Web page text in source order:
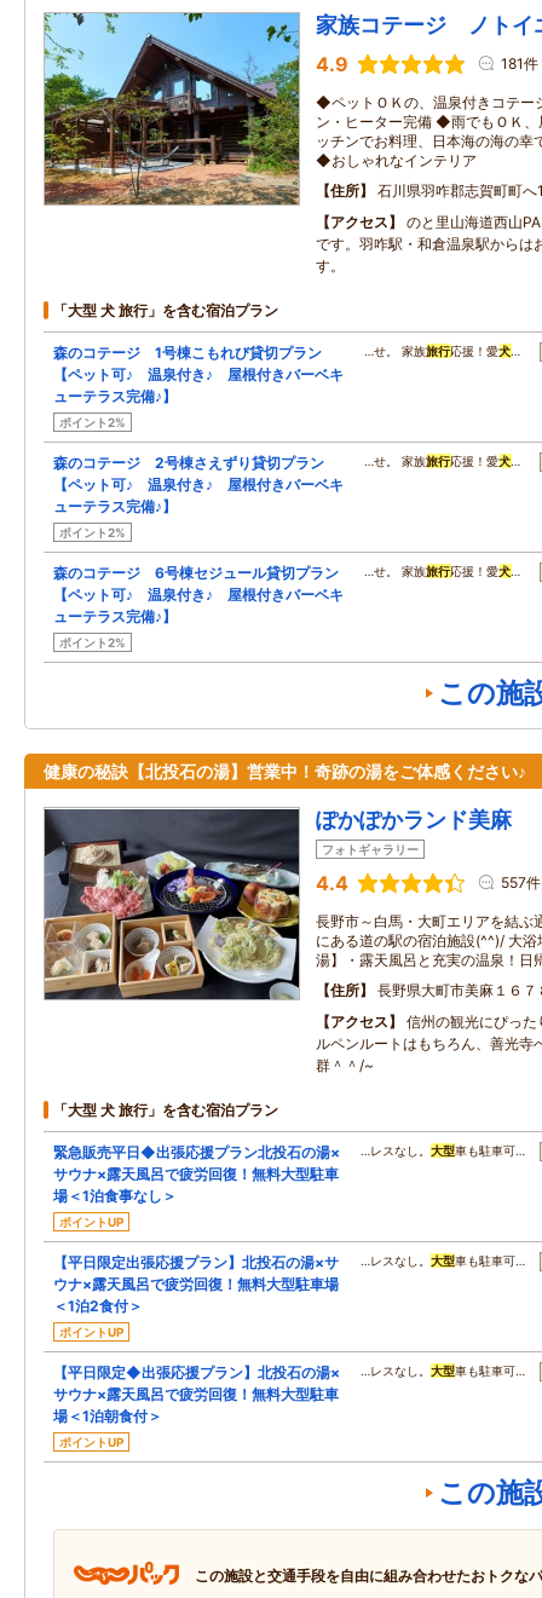
家族コテージ ノトイ
4.9 181件
◆ペットＯＫの、温泉付きコテ
ン・ヒーター完備 ◆雨でもＯＫ
ッチンでお料理、日本海の海の幸
◆おしゃれなインテリア
住所
石川県羽咋郡志賀町町
アクセス
のと里山海道西山
です。羽咋駅・和倉温泉駅からは
す。
「大型 犬 旅行」を含む宿泊プラン
森のコテージ 1号棟こもれび貸切プラン
【ペット可♪ 温泉付き♪ 屋根付きバーベキ
ューテラス完備♪】
ポイント2%
…せ。 家族旅行応援！愛犬…
森のコテージ 2号棟さえずり貸切プラン
【ペット可♪ 温泉付き♪ 屋根付きバーベキ
ューテラス完備♪】
ポイント2%
…せ。 家族旅行応援！愛犬…
森のコテージ 6号棟セジュール貸切プラン
【ペット可♪ 温泉付き♪ 屋根付きバーベキ
ューテラス完備♪】
ポイント2%
…せ。 家族旅行応援！愛犬…
この施
健康の秘訣【北投石の湯】営業中！奇跡の湯をご体感ください♪
ぽかぽかランド美麻
フォトギャラリー
4.4 557件
長野市～白馬・大町エリアを結ぶ
にある道の駅の宿泊施設(^^)/ 大
湯】・露天風呂と充実の温泉！日
住所
長野県大町市美麻１６７
アクセス
信州の観光にぴっ
ルペンルートはもちろん、善光寺
群＾＾/~
「大型 犬 旅行」を含む宿泊プラン
緊急販売平日◆出張応援プラン北投石の湯×
サウナ×露天風呂で疲労回復！無料大型駐車
場＜1泊食事なし＞
ポイントUP
…レスなし。 大型車も駐車可…
【平日限定出張応援プラン】北投石の湯×サ
ウナ×露天風呂で疲労回復！無料大型駐車場
＜1泊2食付＞
ポイントUP
…レスなし。 大型車も駐車可…
【平日限定◆出張応援プラン】北投石の湯×
サウナ×露天風呂で疲労回復！無料大型駐車
場＜1泊朝食付＞
ポイントUP
…レスなし。 大型車も駐車可…
この施
この施設と交通手段を自由に組み合わせたおトクな